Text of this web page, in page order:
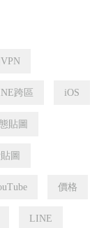
跨區 iOS
貼圖
圖
價格
LINE